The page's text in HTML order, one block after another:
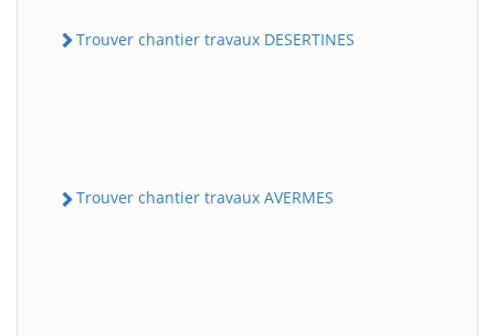
Trouver chantier travaux DESERTINES
Trouver chantier travaux AVERMES